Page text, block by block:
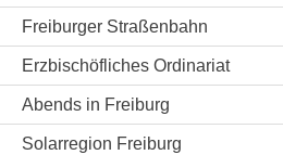
Freiburger Straßenbahn
Erzbischöfliches Ordinariat
Abends in Freiburg
Solarregion Freiburg